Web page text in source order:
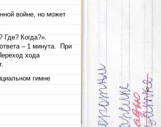
войне, но может
Где? Когда?».
– 1 минута. При
хода
гимне